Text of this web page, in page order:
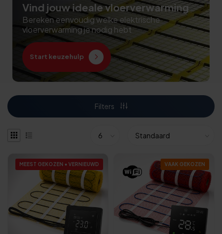
Vind jouw ideale vloerverwarming
Bereken eenvoudig welke elektrische
vloerverwarming je nodig hebt
Start keuzehulp
Filters
MEEST GEKOZEN • VERNIEUWD VAAK GEKOZEN